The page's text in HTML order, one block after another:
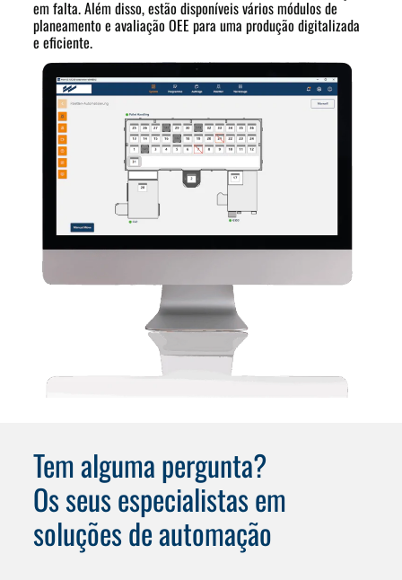
em falta. Além disso, estão disponíveis vários módulos de
planeamento e avaliação OEE para uma produção digitalizada
e eficiente.
Tem alguma pergunta?
Os seus especialistas em
soluções de automação